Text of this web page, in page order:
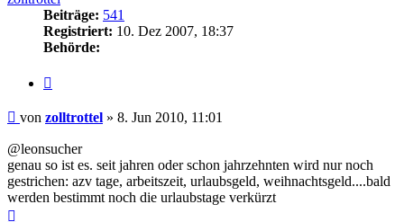
Beiträge: 541
Registriert: 10. Dez 2007, 18:37
Behörde:
Beitrag
von zolltrottel » 8. Jun 2010, 11:01
@leonsucher
genau so ist es. seit jahren oder schon jahrzehnten wird nur noch
gestrichen: azv tage, arbeitszeit, urlaubsgeld, weihnachtsgeld....bald
werden bestimmt noch die urlaubstage verkürzt